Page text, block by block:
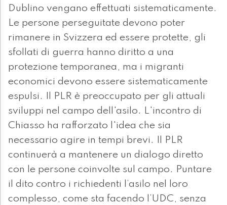
Dublino vengano effettuati sistematicamente.
Le persone perseguitate devono poter
rimanere in Svizzera ed essere protette, gli
sfollati di guerra hanno diritto a una
protezione temporanea, ma i migranti
economici devono essere sistematicamente
espulsi. Il PLR è preoccupato per gli attuali
sviluppi nel campo dell'asilo. L'incontro di
Chiasso ha rafforzato l'idea che sia
necessario agire in tempi brevi. Il PLR
continuerà a mantenere un dialogo diretto
con le persone coinvolte sul campo. Puntare
il dito contro i richiedenti l’asilo nel loro
complesso, come sta facendo l’UDC, senza